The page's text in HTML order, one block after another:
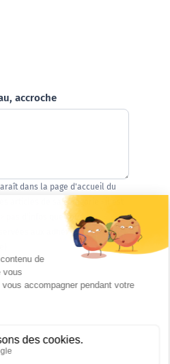
accroche
dans la page d'accueil du
articles de sa catégorie : il est
pas d'infos que vous
aux adhérents (gardez